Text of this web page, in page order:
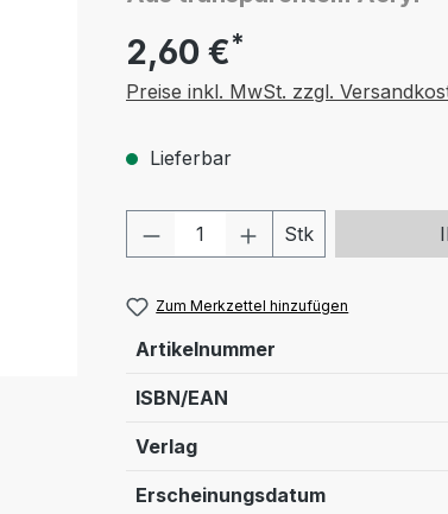
2,60 €*
Preise inkl. MwSt. zzgl.
Lieferbar
Produkt Anzahl: Gib
Stk
Zum Merkzettel hinzufügen
Artikelnummer
ISBN/EAN
Verlag
Erscheinungsdatum